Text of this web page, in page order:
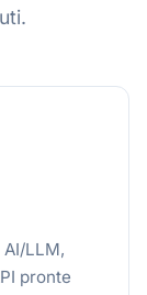
LLM,
pronte